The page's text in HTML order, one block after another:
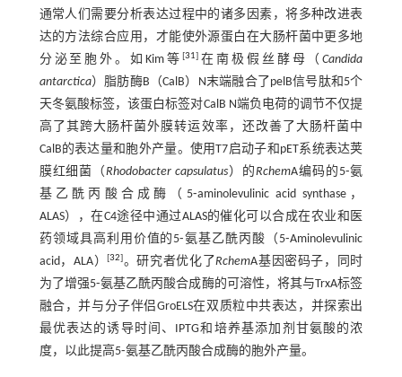
通常人们需要分析表达过程中的诸多因素，将多种改进表
达的方法综合应用，才能使外源蛋白在大肠杆菌中更多地
分泌至胞外。如Kim等 [31] 在南极假丝酵母（Candida
antarctica）脂肪酶B（CalB）N末端融合了pelB信号肽和5个
天冬氨酸标签，该蛋白标签对CalB N端负电荷的调节不仅提
高了其跨大肠杆菌外膜转运效率，还改善了大肠杆菌中
CalB的表达量和胞外产量。使用T7启动子和pET系统表达荚
膜红细菌（Rhodobacter capsulatus）的RchemA编码的5⁃氨
基乙酰丙酸合成酶（5⁃aminolevulinic acid synthase，
ALAS），在C4途径中通过ALAS的催化可以合成在农业和医
药领域具高利用价值的5⁃氨基乙酰丙酸（5⁃Aminolevulinic
acid，ALA）[32]。研究者优化了RchemA基因密码子，同时
为了增强5⁃氨基乙酰丙酸合成酶的可溶性，将其与TrxA标签
融合，并与分子伴侣GroELS在双质粒中共表达，并探索出
最优表达的诱导时间、IPTG和培养基添加剂甘氨酸的浓
度，以此提高5⁃氨基乙酰丙酸合成酶的胞外产量。